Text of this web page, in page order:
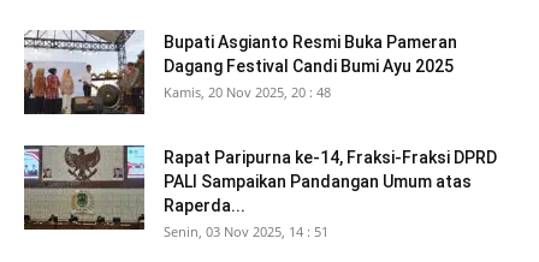
Bupati Asgianto Resmi Buka Pameran
Dagang Festival Candi Bumi Ayu 2025
Kamis, 20 Nov 2025, 20 : 48
Rapat Paripurna ke-14, Fraksi-Fraksi DPRD
PALI Sampaikan Pandangan Umum atas
Raperda...
Senin, 03 Nov 2025, 14 : 51